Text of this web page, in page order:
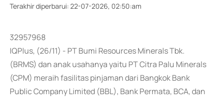
Terakhir diperbarui: 22-07-2026, 02:50:am
32957968
IQPlus, (26/11) - PT Bumi Resources Minerals Tbk.
(BRMS) dan anak usahanya yaitu PT Citra Palu Minerals
(CPM) meraih fasilitas pinjaman dari Bangkok Bank
Public Company Limited (BBL), Bank Permata, BCA, dan